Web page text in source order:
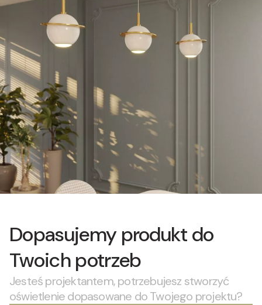
Dopasujemy produkt do
Twoich potrzeb
Jesteś projektantem, potrzebujesz stworzyć
oświetlenie dopasowane do Twojego projektu?